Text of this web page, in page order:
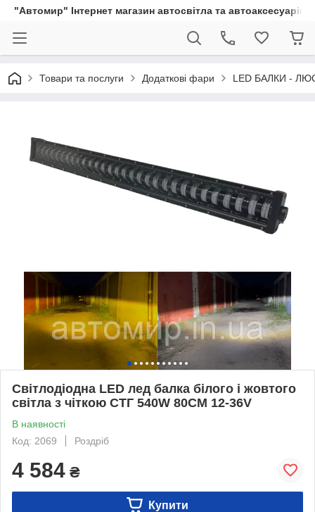
"Автомир" Інтернет магазин автосвітла та автоаксесуарів
Товари та послуги Додаткові фари LED БАЛКИ -
Світлодіодна LED лед балка білого і жовтого
світла з чіткою СТГ 540W 80СМ 12-36V
В наявності
Код: 2069
Роздріб
4 584 ₴
Купити